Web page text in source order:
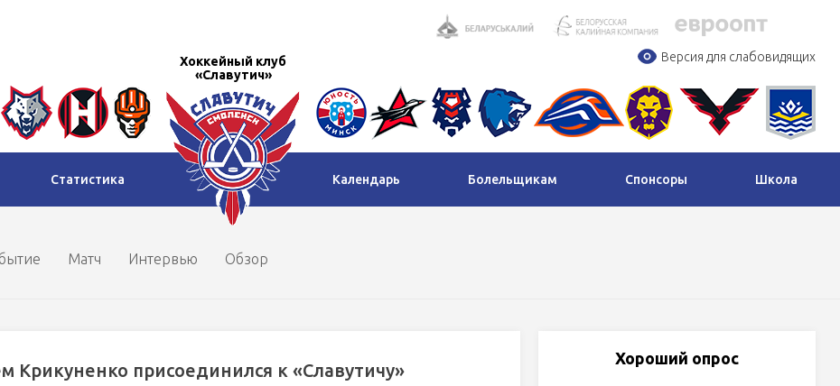
Версия для слабовидящих
Хоккейный клуб
«Славутич»
Статистика Календарь Болельщикам Спонсоры Школа
Матч Интервью Обзор
Крикуненко присоединился к «Славутичу»
Хороший опрос